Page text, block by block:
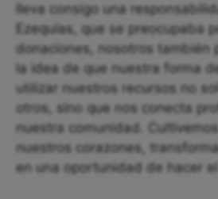
lleva consigo una
Ezequías, que se preocupaba
donaciones, nosotros también
la idea de que nuestra forma
utilizar nuestros recursos no
otros, sino que nos conecta
nuestra comunidad.
nuestros corazones,
en una oportunidad de hacer el